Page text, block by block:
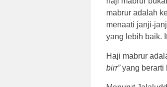
mabrur adalah
menaati janji-
yang lebih baik.
Haji mabrur
birr”yang berarti